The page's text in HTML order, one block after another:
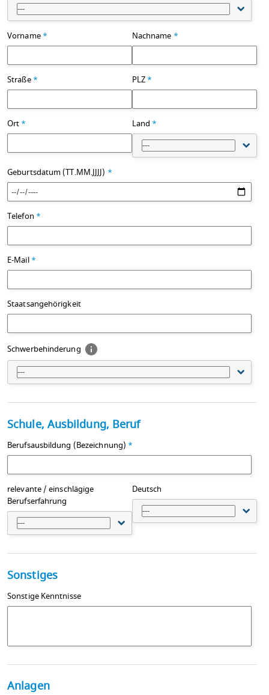
---
Vorname * Nachname *
Straße * PLZ *
Ort * Land *
---
Geburtsdatum (TT.MM.JJJJ) *
Telefon *
E-Mail *
Staatsangehörigkeit
Schwerbehinderung
---
Schule, Ausbildung, Beruf
Berufsausbildung (Bezeichnung) *
relevante / einschlägige
Berufserfahrung
---
Deutsch
---
Sonstiges
Sonstige Kenntnisse
Anlagen